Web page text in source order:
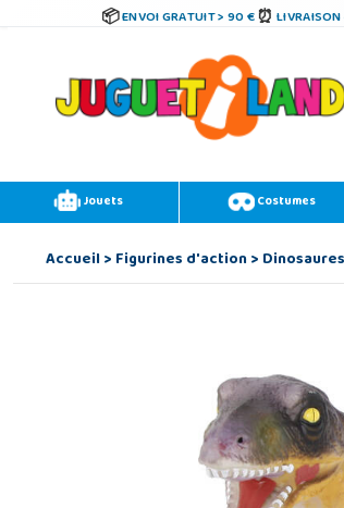
ENVOI GRATUIT > 90 €
Jouets Costumes
Accueil>Figurines d'action>